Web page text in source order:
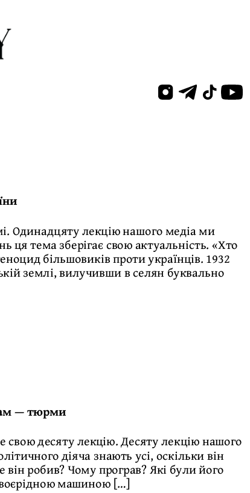
Одинадцяту лекцію нашого медіа ми
тема зберігає свою актуальність. «Хто
більшовиків проти українців. 1932
землі, вилучивши в селян буквально
— тюрми
десяту лекцію. Десяту лекцію нашого
діяча знають усі, оскільки він
робив? Чому програв? Які були його
машиною […]